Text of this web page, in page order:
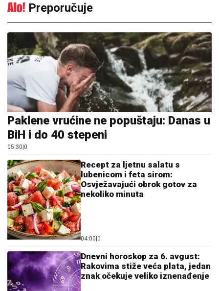
Preporučuje
Paklene vrućine ne popuštaju: Danas u
BiH i do 40 stepeni
05:30|0
Recept za ljetnu salatu s
lubenicom i feta sirom:
Osvježavajući obrok gotov za
nekoliko minuta
04:00|0
Dnevni horoskop za 6. avgust:
Rakovima stiže veća plata, jedan
znak očekuje veliko iznenađenje